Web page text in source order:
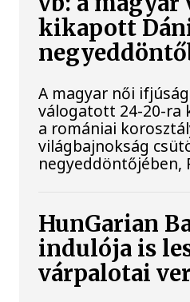
kikapott
A magyar női
válogatott 24-20-ra
a romániai
világbajnokság
negyeddöntőjében,
HunGarian
indulója is
várpalotai